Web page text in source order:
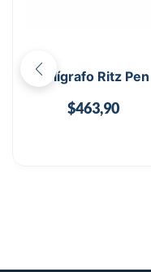
Bolígrafo Ritz Pen
$463,90